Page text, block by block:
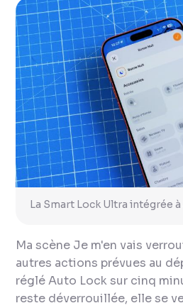
La Smart Lock Ultra intégrée
Ma scène Je m'en vais
autres actions prévues au
réglé Auto Lock sur cinq
reste déverrouillée, elle se